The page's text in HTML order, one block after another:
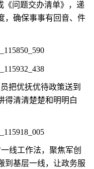
《问题交办清单》，递
，确保事事有回音、件
把优抚优待政策送到
得清清楚楚和明明白
线工作法，聚焦军创
到基层一线，让政务服